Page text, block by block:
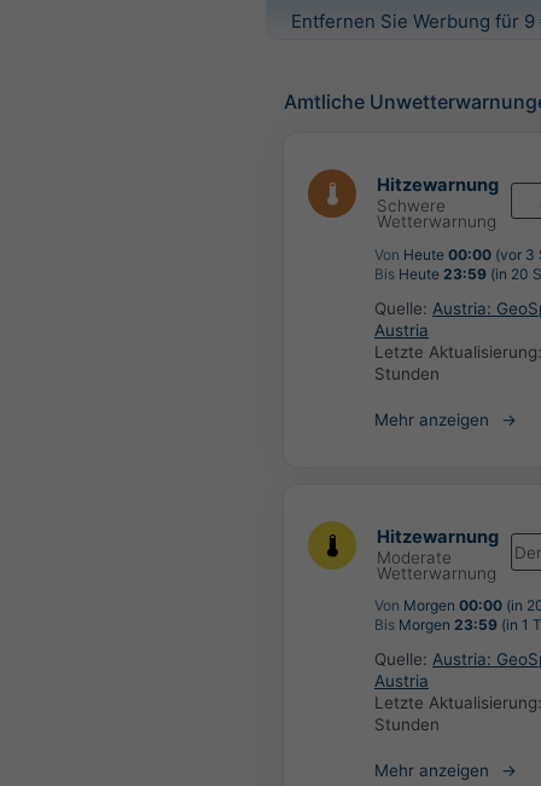
Entfernen Sie Werbung für
Amtliche
Hitzewarnung
Schwere
Wetterwarnung
Von Heute 00:00 (vor 3
Bis Heute 23:59 (in 20
Quelle: Austria:
Austria
Letzte
Stunden
Mehr anzeigen
Hitzewarnung
Moderate
Wetterwarnung
Von Morgen 00:00 (in
Bis Morgen 23:59 (in 1
Quelle: Austria:
Austria
Letzte
Stunden
Mehr anzeigen